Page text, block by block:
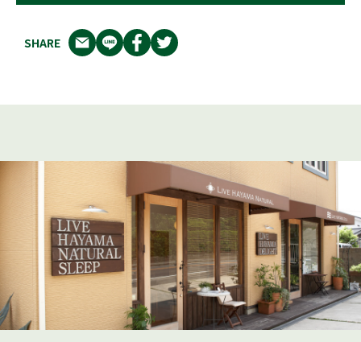
SHARE